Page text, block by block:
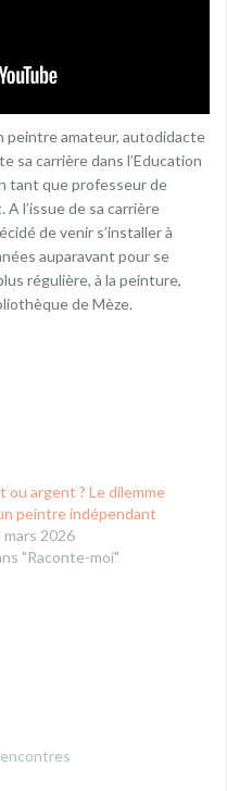
peintre amateur, autodidacte
sa carrière dans l’Education
tant que professeur de
l’issue de sa carrière
de venir s’installer à
auparavant pour se
régulière, à la peinture,
de Mèze.
ou argent ? Le dilemme
peintre indépendant
mars 2026
"Raconte-moi"